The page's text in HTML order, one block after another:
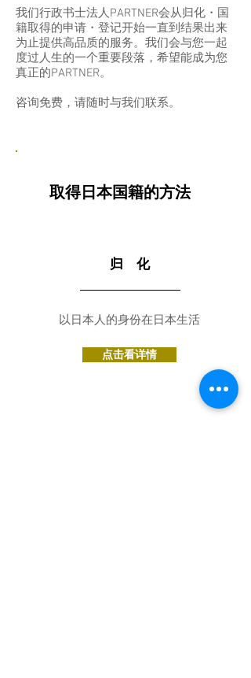
我们行政书士法人PARTNER会从归化・国
籍取得的申请・登记开始一直到结果出来
为止提供高品质的服务。我们会与您一起
度过人生的一个重要段落，希望能成为您
真正的PARTNER。
​咨询免费，请随时与我们联系。
​取得日本国籍的方法
归 化
以日本人的身份在日本生活
点击看详情